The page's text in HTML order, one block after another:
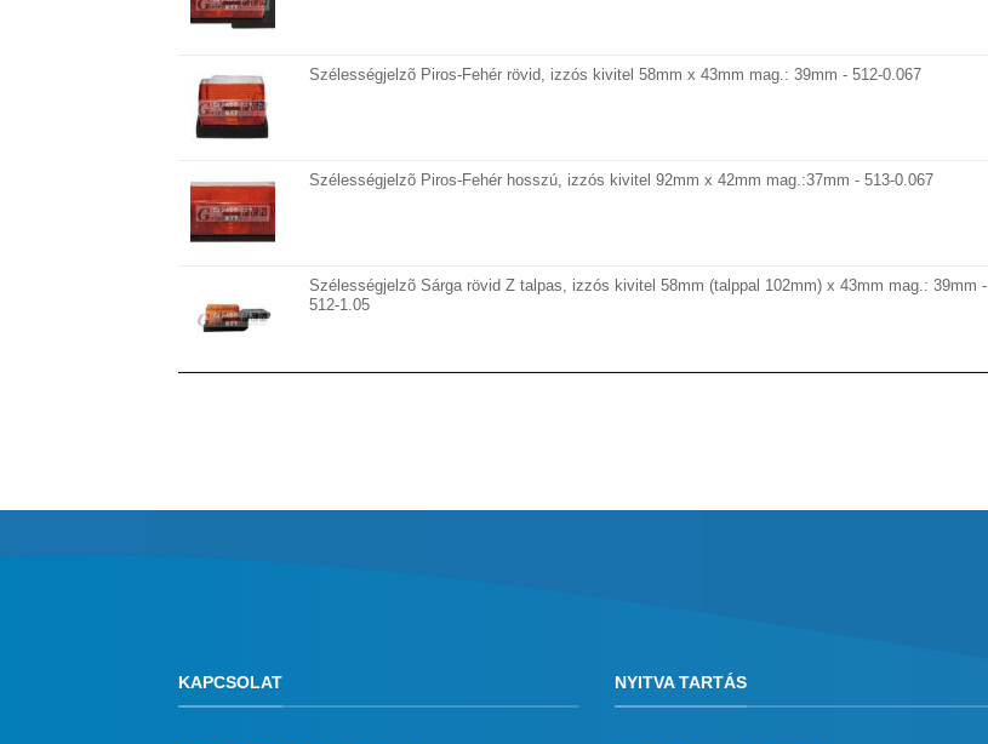
Szélességjelzõ Piros-Fehér rövid, izzós kivitel 58mm x 43mm mag.: 39mm - 512-0.067
Szélességjelzõ Piros-Fehér hosszú, izzós kivitel 92mm x 42mm mag.:37mm - 513-0.067
Szélességjelzõ Sárga rövid Z talpas, izzós kivitel 58mm (talppal 102mm) x 43mm mag.: 39mm -
512-1.05
KAPCSOLAT NYITVA TARTÁS